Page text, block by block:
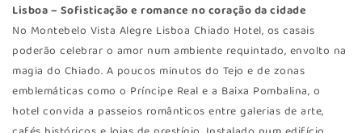
Lisboa – Sofisticação e romance no coração da cidade
No Montebelo Vista Alegre Lisboa Chiado Hotel, os casais
poderão celebrar o amor num ambiente requintado, envolto na
magia do Chiado. A poucos minutos do Tejo e de zonas
emblemáticas como o Príncipe Real e a Baixa Pombalina, o
hotel convida a passeios românticos entre galerias de arte,